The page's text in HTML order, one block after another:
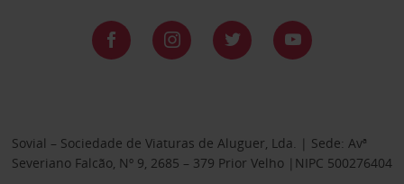
Sovial – Sociedade de Viaturas de Aluguer, Lda. | Sede: Avª
Severiano Falcão, Nº 9, 2685 – 379 Prior Velho |NIPC 500276404